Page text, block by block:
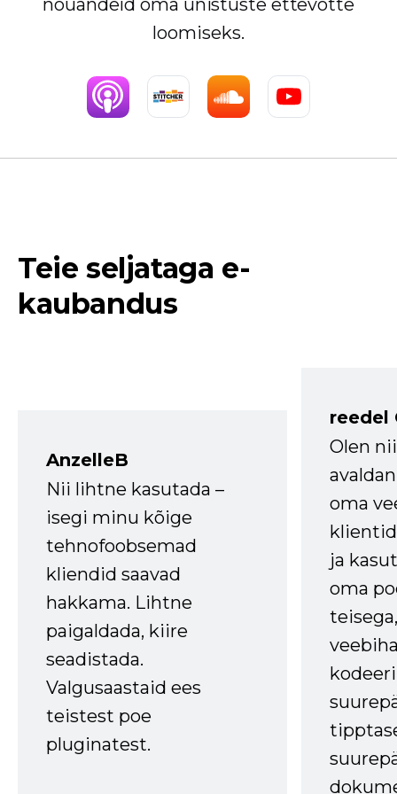
nõuandeid oma unistuste ettevõtte
loomiseks.
Teie seljataga e-
kaubandus
AnzelleB
Nii lihtne kasutada –
isegi minu kõige
tehnofoobsemad
kliendid saavad
hakkama. Lihtne
paigaldada, kiire
seadistada.
Valgusaastaid ees
teistest poe
pluginatest.
reedel
Olen
oma
ja
oma